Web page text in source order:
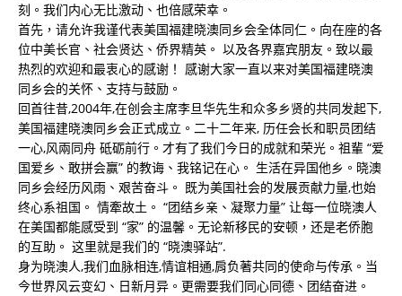
刻。我们内心无比激动、也倍感荣幸。
首先，请允许我谨代表美国福建晓澳同乡会全体同仁。向在座的各
位中美长官、社会贤达、侨界精英。 以及各界嘉宾朋友。致以最
热烈的欢迎和最衷心的感谢！ 感谢大家一直以来对美国福建晓澳
同乡会的关怀、支持与鼓励。
回首往昔,2004年,在创会主席李旦华先生和众多乡贤的共同发起下,
美国福建晓澳同乡会正式成立。二十二年来, 历任会长和职员团结
一心,风兩同舟 砥砺前行。才有了我们今日的成就和荣光。祖輩 “爱
国爱乡、敢拼会赢” 的教诲、我铭记在心。 生活在异国他乡。晓澳
同乡会经历风雨、艰苦奋斗。 既为美国社会的发展贡献力量,也始
终心系祖国。 情牽故土。 “团结乡亲、凝聚力量” 让每一位晓澳人
在美国都能感受到 “家” 的温馨。无论新移民的安顿，还是老侨胞
的互助。 这里就是我们的 “晓澳驿站”.
身为晓澳人,我们血脉相连,情谊相通,肩负著共同的使命与传承。当
今世界风云变幻、日新月异。更需要我们同心同德、团结奋进。